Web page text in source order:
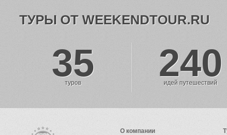
ТУРЫ ОТ WEEKENDTOUR.RU
35
туров 240
идей путешествий
О компании